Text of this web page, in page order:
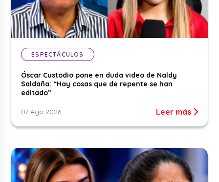
ESPECTÁCULOS
Óscar Custodio pone en duda video de Naldy
Saldaña: “Hay cosas que de repente se han
editado”
07 Ago 2026 Leer más